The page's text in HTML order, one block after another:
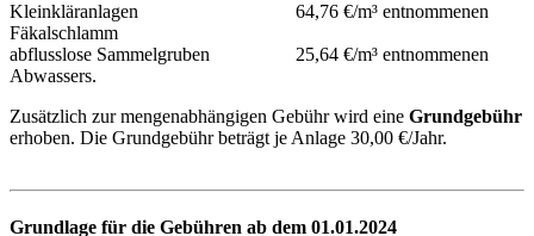
Kleinkläranlagen 64,76 €/m³ entnommenen
Fäkalschlamm
abflusslose Sammelgruben 25,64 €/m³ entnommenen
Abwassers.
Zusätzlich zur mengenabhängigen Gebühr wird eine Grundgebühr
erhoben. Die Grundgebühr beträgt je Anlage 30,00 €/Jahr.
Grundlage für die Gebühren ab dem 01.01.2024